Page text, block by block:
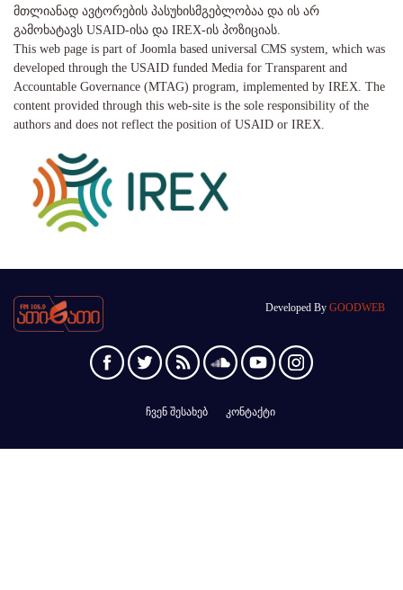
მთლიანად ავტორების პასუხისმგებლობაა და ის არ
გამოხატავს USAID-ისა და IREX-ის პოზიციას.
This web page is part of Joomla based universal CMS system, which was
developed through the USAID funded Media for Transparent and
Accountable Governance (MTAG) program, implemented by IREX. The
content provided through this web-site is the sole responsibility of the
authors and does not reflect the position of USAID or IREX.
Developed By GOODWEB
ჩვენ შესახებ კონტაქტი